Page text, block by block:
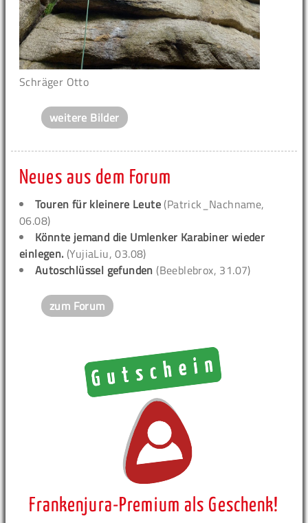
Schräger Otto
weitere Bilder
Neues aus dem Forum
Touren für kleinere Leute (Patrick_Nachname,
06.08)
Könnte jemand die Umlenker Karabiner wieder
einlegen. (YujiaLiu, 03.08)
Autoschlüssel gefunden (Beeblebrox, 31.07)
zum Forum
Frankenjura-Premium als Geschenk!